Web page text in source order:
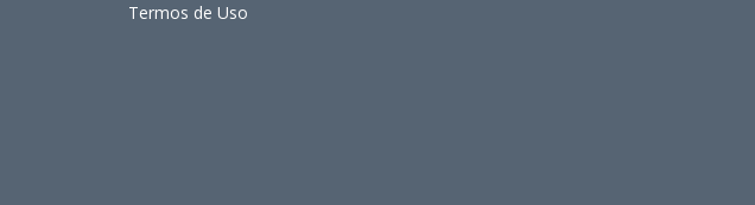
Termos de Uso